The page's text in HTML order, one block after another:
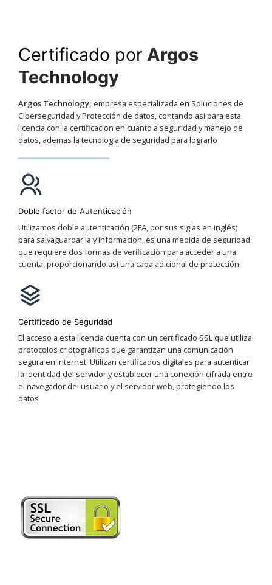
Certificado por Argos
Technology
Argos Technology, empresa especializada en Soluciones de
Ciberseguridad y Protección de datos, contando asi para esta
licencia con la certificacion en cuanto a seguridad y manejo de
datos, ademas la tecnologia de seguridad para lograrlo
Doble factor de Autenticación
Utilizamos doble autenticación (2FA, por sus siglas en inglés)
para salvaguardar la y informacion, es una medida de seguridad
que requiere dos formas de verificación para acceder a una
cuenta, proporcionando así una capa adicional de protección.
Certificado de Seguridad
El acceso a esta licencia cuenta con un certificado SSL que utiliza
protocolos criptográficos que garantizan una comunicación
segura en internet. Utilizan certificados digitales para autenticar
la identidad del servidor y establecer una conexión cifrada entre
el navegador del usuario y el servidor web, protegiendo los
datos